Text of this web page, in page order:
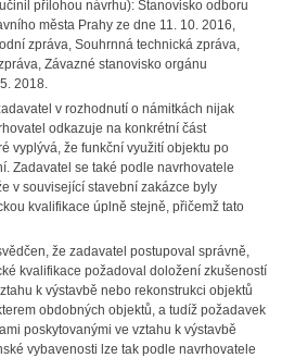
přílohou návrhu): Stanovisko odboru
města Prahy ze dne 11. 10. 2016,
zpráva, Souhrnná technická zpráva,
Závazné stanovisko orgánu
2018.
v rozhodnutí o námitkách nijak
odkazuje na konkrétní část
vyplývá, že funkční využití objektu po
Zadavatel se také podle navrhovatele
v související stavební zakázce byly
kvalifikace úplně stejně, přičemž tato
že zadavatel postupoval správně,
kvalifikace požadoval doložení zkušeností
k výstavbě nebo rekonstrukci objektů
obdobných objektů, a tudíž požadavek
poskytovanými ve vztahu k výstavbě
vybavenosti lze tak podle navrhovatele